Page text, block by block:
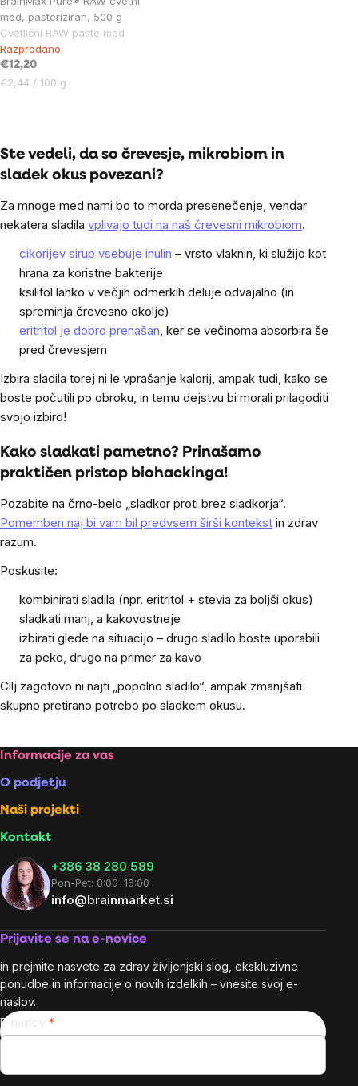
med, pasteriziran, 500 g
Cvetlični RAW paste med
Razprodano
€12,20
Cena
€2,44 / 100 g
controls
Ste vedeli, da so črevesje, mikrobiom in
sladek okus povezani?
Za mnoge med nami bo to morda presenečenje, vendar
nekatera sladila vplivajo tudi na naš črevesni mikrobiom.
cikorijev sirup vsebuje inulin – vrsto vlaknin, ki služijo kot
hrana za koristne bakterije
ksilitol lahko v večjih odmerkih deluje odvajalno (in
spreminja črevesno okolje)
eritritol je dobro prenašan , ker se večinoma absorbira še
pred črevesjem
Izbira sladila torej ni le vprašanje kalorij, ampak tudi, kako se
boste počutili po obroku, in temu dejstvu bi morali prilagoditi
svojo izbiro!
Kako sladkati pametno? Prinašamo
praktičen pristop biohackinga!
Pozabite na črno-belo „sladkor proti brez sladkorja“.
Pomemben naj bi vam bil predvsem širši kontekst in zdrav
razum.
Poskusite:
kombinirati sladila (npr. eritritol + stevia za boljši okus)
sladkati manj, a kakovostneje
izbirati glede na situacijo – drugo sladilo boste uporabili
za peko, drugo na primer za kavo
Cilj zagotovo ni najti „popolno sladilo“, ampak zmanjšati
skupno pretirano potrebo po sladkem okusu.
Footer
Informacije za vas
O podjetju
Naši projekti
Kontakt
+386 38 280 589
Pon-Pet: 8:00–16:00
info@brainmarket.si
Prijavite se na e-novice
in prejmite nasvete za zdrav življenjski slog, ekskluzivne
ponudbe in informacije o novih izdelkih – vnesite svoj e-
naslov.
E-naslov